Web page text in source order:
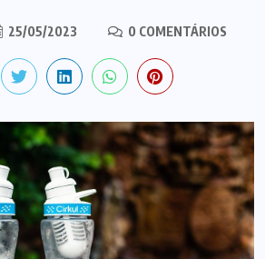
25/05/2023 0 COMENTÁRIOS